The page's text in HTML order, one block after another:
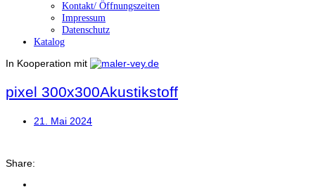
Kontakt/ Öffnungszeiten
Impressum
Datenschutz
Katalog
In Kooperation mit
pixel 300x300Akustikstoff
21. Mai 2024
Share: